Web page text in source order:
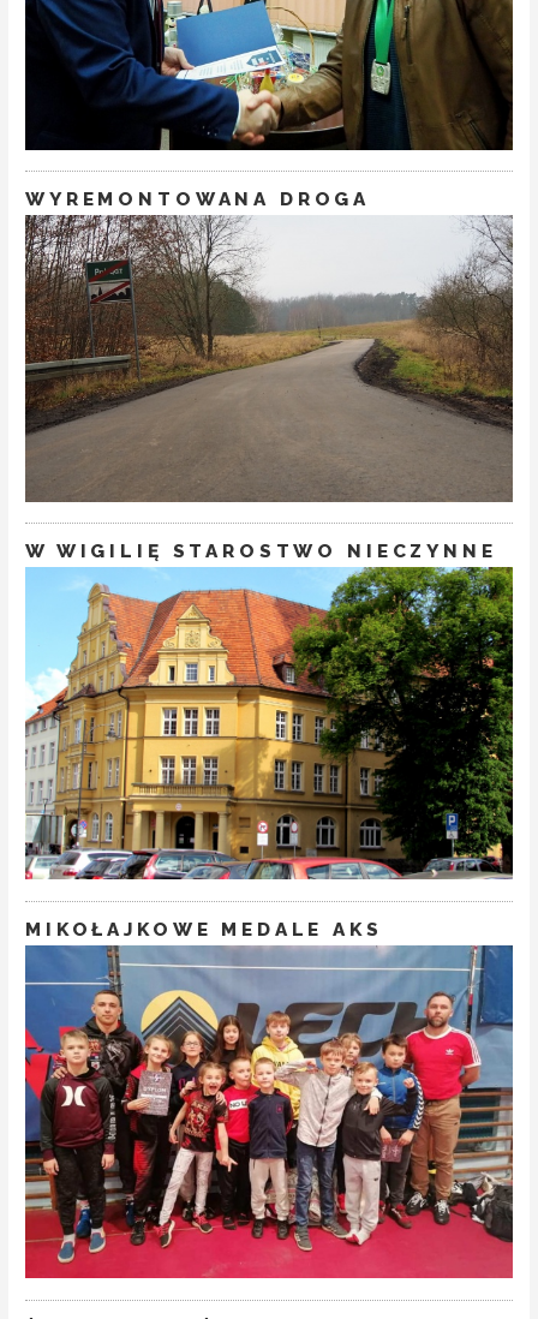
WYREMONTOWANA DROGA
W WIGILIĘ STAROSTWO NIECZYNNE
MIKOŁAJKOWE MEDALE AKS